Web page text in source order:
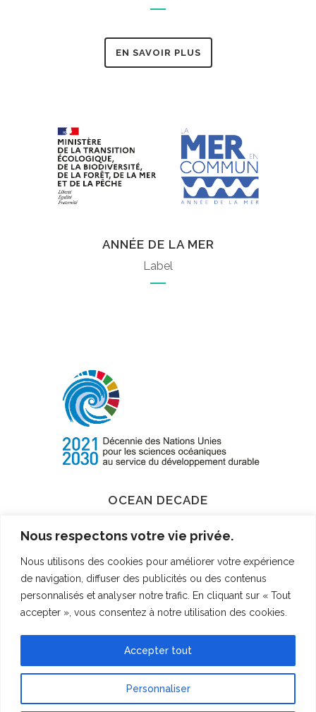
Nous respectons votre vie privée.
Nous utilisons des cookies pour améliorer votre expérience
de navigation, diffuser des publicités ou des contenus
personnalisés et analyser notre trafic. En cliquant sur « Tout
accepter », vous consentez à notre utilisation des cookies.
Personnaliser
Accepter tout
EN SAVOIR PLUS
ANNÉE DE LA MER
Label
OCEAN DECADE
EN SAVOIR PLUS